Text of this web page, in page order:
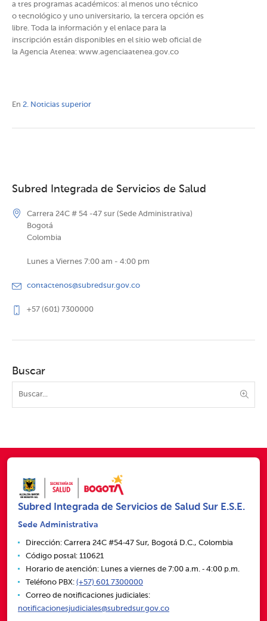
a tres programas académicos: al menos uno técnico
o tecnológico y uno universitario, la tercera opción es
libre. Toda la información y el enlace para la
inscripción están disponibles en el sitio web oficial de
la Agencia Atenea: www.agenciaatenea.gov.co
En 2. Noticias superior
Subred Integrada de Servicios de Salud
Carrera 24C # 54 -47 sur (Sede Administrativa)
Bogotá
Colombia
Lunes a Viernes 7:00 am - 4:00 pm
contactenos@subredsur.gov.co
+57 (601) 7300000
Buscar
Subred Integrada de Servicios de Salud Sur E.S.E.
Sede Administrativa
Dirección: Carrera 24C #54‑47 Sur, Bogotá D.C., Colombia
Código postal: 110621
Horario de atención: Lunes a viernes de 7:00 a.m. ‑ 4:00 p.m.
Teléfono PBX: (+57) 601 7300000
Correo de notificaciones judiciales:
notificacionesjudiciales@subredsur.gov.co